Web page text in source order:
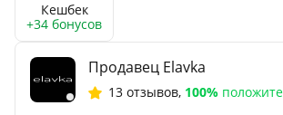
Кешбек
+34 бонусов
Продавец Elavka
13 отзывов, 100%